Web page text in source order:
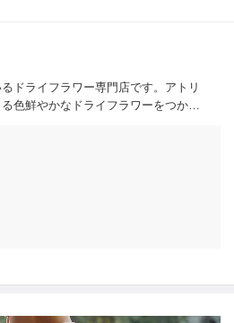
ドライフラワー専門店です。 アトリ
色鮮やかなドライフラワーをつかっ
を販売しています。
っていただけます。
だくこともあるので、それぞれブー
お得にできます。